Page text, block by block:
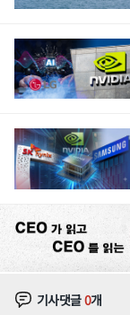
기사댓글0개